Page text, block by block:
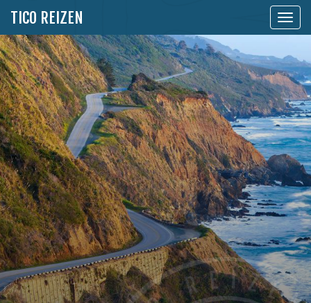
TICO REIZEN
Toon